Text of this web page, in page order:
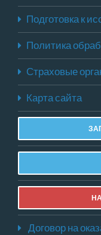
Подготовка к
Политика
Страховые
Карта сайта
Договор на